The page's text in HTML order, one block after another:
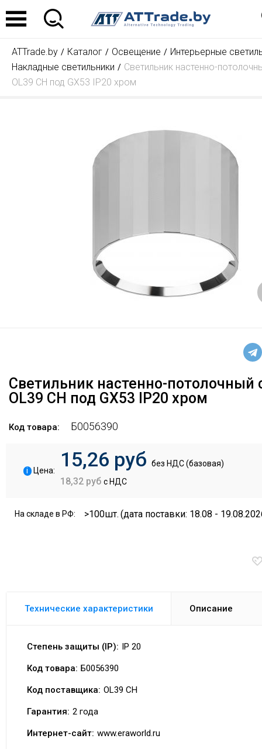
ATTrade.by Каталог Освещение
Интерьерные
Накладные светильники
Светильник настенно-
OL39 CH под GX53 IP20 хром
Светильник настенно-потолочный
OL39 CH под GX53 IP20 хром
Код товара: Б0056390
i Цена: 15,26 руб без НДС (базовая)
18,32 руб с НДС
На складе в РФ: >100шт. (дата поставки: 18.08 -
Технические характеристики Описание
Степень защиты (IP): IP 20
Код товара: Б0056390
Код поставщика: OL39 CH
Гарантия: 2 года
Интернет-сайт: www.eraworld.ru